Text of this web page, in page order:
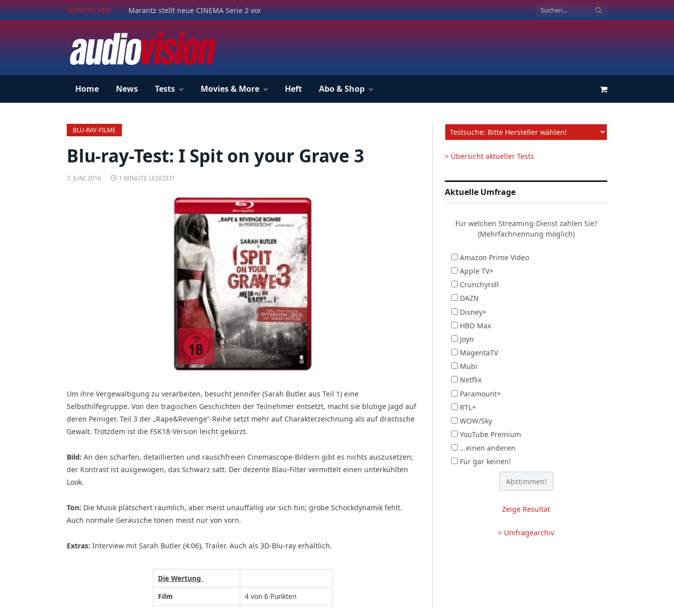
NEWSTICKER Marantz stellt neue CINEMA Serie 2 vor
Home News Tests Movies & More Heft Abo & Shop Einkaufswagen
BLU-RAY-FILME
Blu-ray-Test: I Spit on your Grave 3
7. JUNI 2016 1 MINUTE LESEZEIT
Um ihre Vergewaltigung zu verarbeiten, besucht Jennifer (Sarah Butler aus Teil 1) eine
Selbsthilfegruppe. Von den tragischen Geschichten der Teilnehmer entsetzt, macht sie blutige Jagd auf
deren Peiniger. Teil 3 der „Rape&Revenge“-Reihe setzt mehr auf Charakterzeichnung als auf drastische
Gewalt. Trotzdem ist die FSK18-Version leicht gekürzt.
Bild: An den scharfen, detaillierten und rauschfreien Cinemascope-Bildern gibt es nichts auszusetzen;
der Kontrast ist ausgewogen, das Schwarz satt. Der dezente Blau-Filter vermittelt einen unterkühlten
Look.
Ton: Die Musik plätschert räumlich, aber meist unauffällig vor sich hin; grobe Schockdynamik fehlt.
Auch normale Geräusche tönen meist nur von vorn.
Extras: Interview mit Sarah Butler (4:06), Trailer. Auch als 3D-Blu-ray erhältlich.
Die Wertung
Film
4 von 6 Punkten
> Übersicht aktueller Tests
Aktuelle Umfrage
Für welchen Streaming-Dienst zahlen Sie?
(Mehrfachnennung möglich)
Amazon Prime Video
Apple TV+
Crunchyroll
DAZN
Disney+
HBO Max
Joyn
MagentaTV
Mubi
Netflix
Paramount+
RTL+
WOW/Sky
YouTube Premium
...einen anderen
Für gar keinen!
Zeige Resultat
> Umfragearchiv